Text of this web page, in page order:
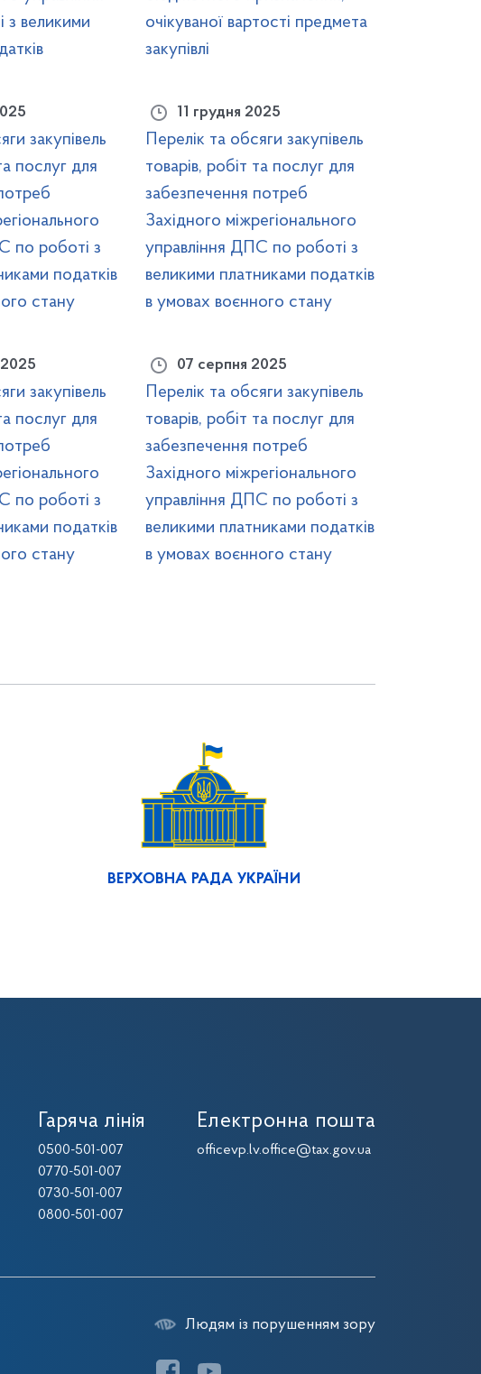
великими
очікуваної вартості предмета
закупівлі
закупівель
послуг для
по роботі з
податків
стану
11 грудня 2025
Перелік та обсяги закупівель
товарів, робіт та послуг для
забезпечення потреб
Західного міжрегіонального
управління ДПС по роботі з
великими платниками податків
в умовах воєнного стану
закупівель
послуг для
по роботі з
податків
стану
07 серпня 2025
Перелік та обсяги закупівель
товарів, робіт та послуг для
забезпечення потреб
Західного міжрегіонального
управління ДПС по роботі з
великими платниками податків
в умовах воєнного стану
ВЕРХОВНА РАДА УКРАЇНИ
Гаряча лінія
0500-501-007
0770-501-007
0730-501-007
0800-501-007
Електронна пошта
officevp.lv.office@tax.gov.ua
Людям із порушенням зору